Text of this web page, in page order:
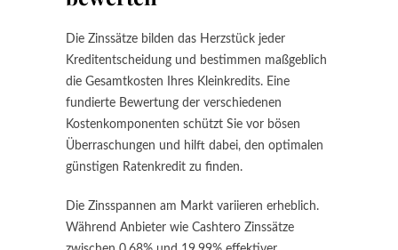
Die Zinssätze bilden das Herzstück jeder
Kreditentscheidung und bestimmen maßgeblich
die Gesamtkosten Ihres Kleinkredits. Eine
fundierte Bewertung der verschiedenen
Kostenkomponenten schützt Sie vor bösen
Überraschungen und hilft dabei, den optimalen
günstigen Ratenkredit zu finden.
Die Zinsspannen am Markt variieren erheblich.
Während Anbieter wie Cashtero Zinssätze